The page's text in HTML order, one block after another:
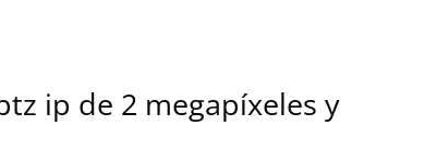
ip de 2 megapíxeles y